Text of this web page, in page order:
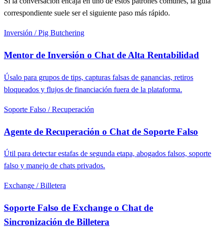
correspondiente suele ser el siguiente paso más rápido.
Inversión / Pig Butchering
Mentor de Inversión o Chat de Alta Rentabilidad
Úsalo para grupos de tips, capturas falsas de ganancias, retiros
bloqueados y flujos de financiación fuera de la plataforma.
Soporte Falso / Recuperación
Agente de Recuperación o Chat de Soporte Falso
Útil para detectar estafas de segunda etapa, abogados falsos, soporte
falso y manejo de chats privados.
Exchange / Billetera
Soporte Falso de Exchange o Chat de
Sincronización de Billetera